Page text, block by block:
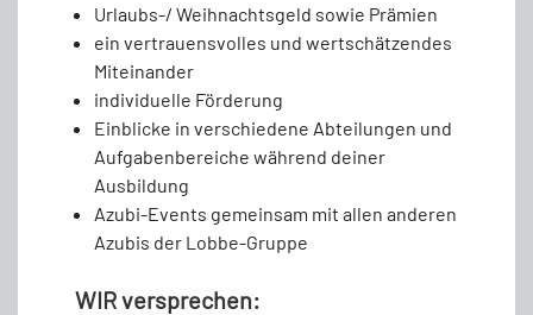
Urlaubs-/ Weihnachtsgeld sowie Prämien
ein vertrauensvolles und wertschätzendes
Miteinander
individuelle Förderung
Einblicke in verschiedene Abteilungen und
Aufgabenbereiche während deiner
Ausbildung
Azubi-Events gemeinsam mit allen anderen
Azubis der Lobbe-Gruppe
WIR versprechen: